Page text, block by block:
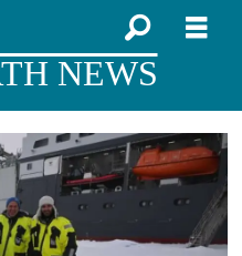
NEWS